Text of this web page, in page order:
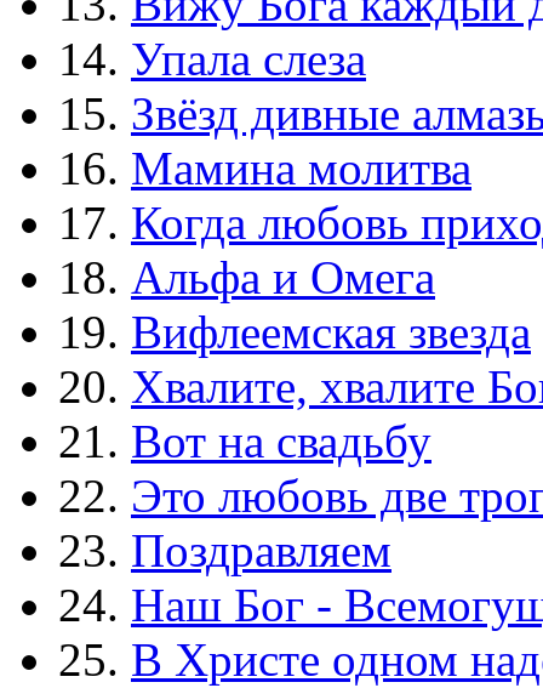
14. Упала слеза
15. Звёзд дивные
16. Мамина молитва
17. Когда любовь
18. Альфа и Омега
19. Вифлеемская звезда
20. Хвалите, хвалите
21. Вот на свадьбу
22. Это любовь две
23. Поздравляем
24. Наш Бог -
25. В Христе одном